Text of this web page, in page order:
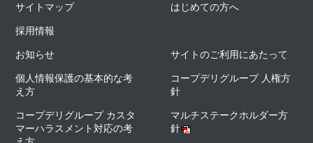
サイトマップ はじめての方へ
採用情報
お知らせ サイトのご利用にあたって
個人情報保護の基本的な考
え方
コープデリグループ 人権方
針
コープデリグループ カスタ
マーハラスメント対応の考
マルチステークホルダー方
針